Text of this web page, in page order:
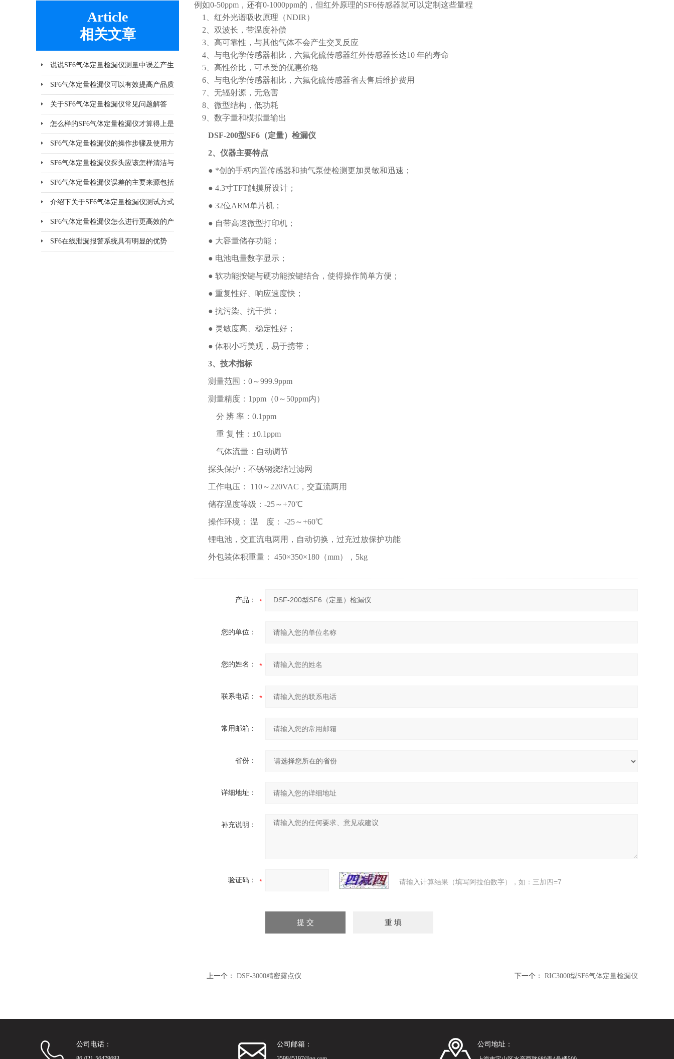
Article
相关文章
说说SF6气体定量检漏仪测量中误差产生
的8个因素
SF6气体定量检漏仪可以有效提高产品质
量
关于SF6气体定量检漏仪常见问题解答
怎么样的SF6气体定量检漏仪才算得上是
好产品
SF6气体定量检漏仪的操作步骤及使用方
法说明
SF6气体定量检漏仪探头应该怎样清洁与
更换
SF6气体定量检漏仪误差的主要来源包括
哪8个方面
介绍下关于SF6气体定量检漏仪测试方式
的优缺点
SF6气体定量检漏仪怎么进行更高效的产
品检漏?
SF6在线泄漏报警系统具有明显的优势
例如0-50ppm，还有0-1000ppm的，但红外原理的SF6传感器就可以定制这些量程
1、红外光谱吸收原理（NDIR）
2、双波长，带温度补偿
3、高可靠性，与其他气体不会产生交叉反应
4、与电化学传感器相比，六氟化硫传感器红外传感器长达10 年的寿命
5、高性价比，可承受的优惠价格
6、与电化学传感器相比，六氟化硫传感器省去售后维护费用
7、无辐射源，无危害
8、微型结构，低功耗
9、数字量和模拟量输出
DSF-200型SF6（定量）检漏仪
2、仪器主要特点
● *创的手柄内置传感器和抽气泵使检测更加灵敏和迅速；
● 4.3寸TFT触摸屏设计；
● 32位ARM单片机；
● 自带高速微型打印机；
● 大容量储存功能；
● 电池电量数字显示；
● 软功能按键与硬功能按键结合，使得操作简单方便；
● 重复性好、响应速度快；
● 抗污染、抗干扰；
● 灵敏度高、稳定性好；
● 体积小巧美观，易于携带；
3、技术指标
测量范围：0～999.9ppm
测量精度：1ppm（0～50ppm内）
分 辨 率：0.1ppm
重 复 性：±0.1ppm
气体流量：自动调节
探头保护：不锈钢烧结过滤网
工作电压： 110～220VAC，交直流两用
储存温度等级：-25～+70℃
操作环境： 温 度： -25～+60℃
锂电池，交直流电两用，自动切换，过充过放保护功能
外包装体积重量： 450×350×180（mm），5kg
产品：
您的单位：
您的姓名：
联系电话：
常用邮箱：
省份：
详细地址：
补充说明：
验证码： 请输入计算结果（填写阿拉伯数字），如：三加四=7
上一个： DSF-3000精密露点仪 下一个： RIC3000型SF6气体定量检漏仪
公司电话： 公司邮箱： 公司地址：